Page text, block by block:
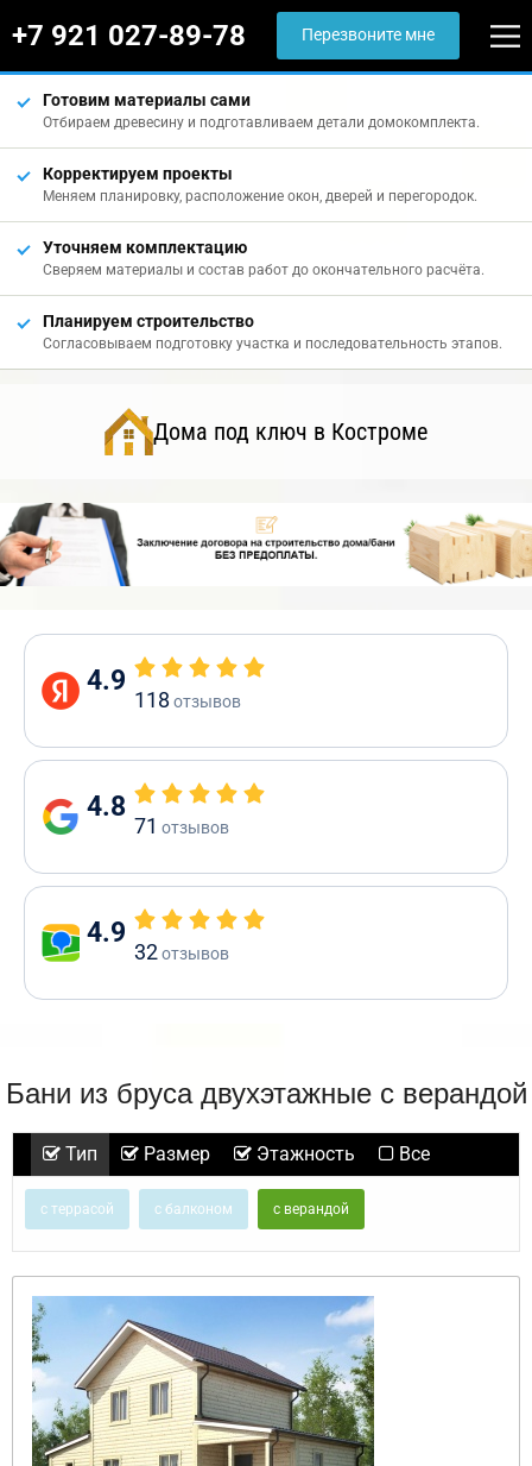
+7 921 027-89-78 Перезвоните мне
Готовим материалы сами
Отбираем древесину и подготавливаем детали домокомплекта.
Корректируем проекты
Меняем планировку, расположение окон, дверей и перегородок.
Уточняем комплектацию
Сверяем материалы и состав работ до окончательного расчёта.
Планируем строительство
Согласовываем подготовку участка и последовательность этапов.
Дома под ключ в Костроме
4.9
118 отзывов
4.8
71 отзывов
4.9
32отзывов
Бани из бруса двухэтажные с верандой
Тип Размер Этажность Все
с террасой с балконом с верандой